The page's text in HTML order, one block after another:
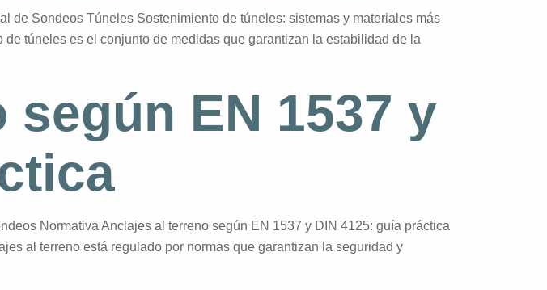
de Sondeos Túneles Sostenimiento de túneles: sistemas y materiales más
túneles es el conjunto de medidas que garantizan la estabilidad de la
EN 1537 y
Normativa Anclajes al terreno según EN 1537 y DIN 4125: guía práctica
al terreno está regulado por normas que garantizan la seguridad y